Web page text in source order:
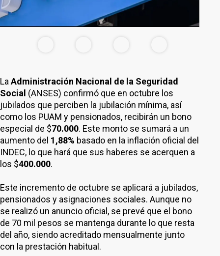
La Administración Nacional de la Seguridad
Social (ANSES) confirmó que en octubre los
jubilados que perciben la jubilación mínima, así
como los PUAM y pensionados, recibirán un bono
especial de $70.000. Este monto se sumará a un
aumento del 1,88% basado en la inflación oficial del
INDEC, lo que hará que sus haberes se acerquen a
los $400.000.
Este incremento de octubre se aplicará a jubilados,
pensionados y asignaciones sociales. Aunque no
se realizó un anuncio oficial, se prevé que el bono
de 70 mil pesos se mantenga durante lo que resta
del año, siendo acreditado mensualmente junto
con la prestación habitual.